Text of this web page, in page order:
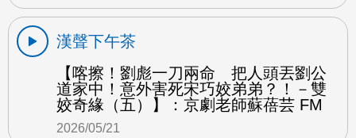
漢聲下午茶
【喀擦！劉彪一刀兩命 把人頭丟劉公
道家中！意外害死宋巧姣弟弟？！－雙
姣奇緣（五）】：京劇老師蘇蓓芸 FM
2026/05/21